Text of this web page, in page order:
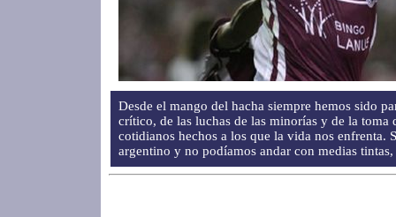
Desde el mango del hacha siempre hemos sido
crítico, de las luchas de las minorías y de la toma
cotidianos hechos a los que la vida nos enfrenta.
argentino y no podíamos andar con medias